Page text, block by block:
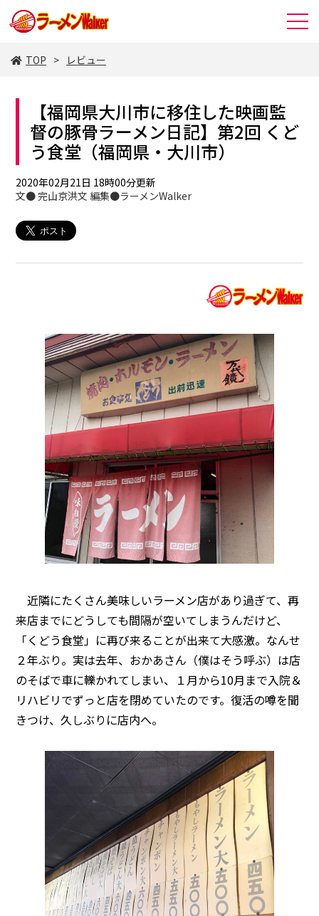
TOP レビュー
【福岡県大川市に移住した映画監
督の豚骨ラーメン日記】第2回 くど
う食堂（福岡県・大川市）
2020年02月21日 18時00分更新
文● 完山京洪文 編集●ラーメンWalker
近隣にたくさん美味しいラーメン店があり過ぎて、再
来店までにどうしても間隔が空いてしまうんだけど、
「くどう食堂」に再び来ることが出来て大感激。なんせ
２年ぶり。実は去年、おかあさん（僕はそう呼ぶ）は店
のそばで車に轢かれてしまい、１月から10月まで入院＆
リハビリでずっと店を閉めていたのです。復活の噂を聞
きつけ、久しぶりに店内へ。